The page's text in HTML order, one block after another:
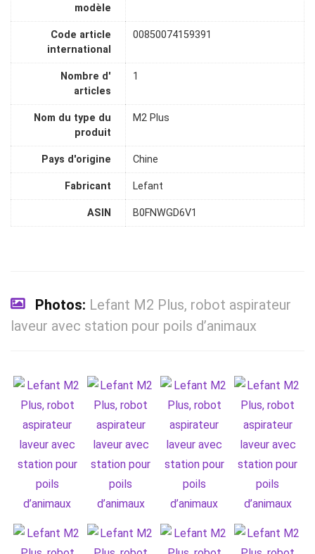
modèle
Code article
international
00850074159391
Nombre d'
articles
1
Nom du type du
produit
M2 Plus
Pays d'origine Chine
Fabricant Lefant
ASIN B0FNWGD6V1
Photos: Lefant M2 Plus, robot aspirateur
laveur avec station pour poils d’animaux